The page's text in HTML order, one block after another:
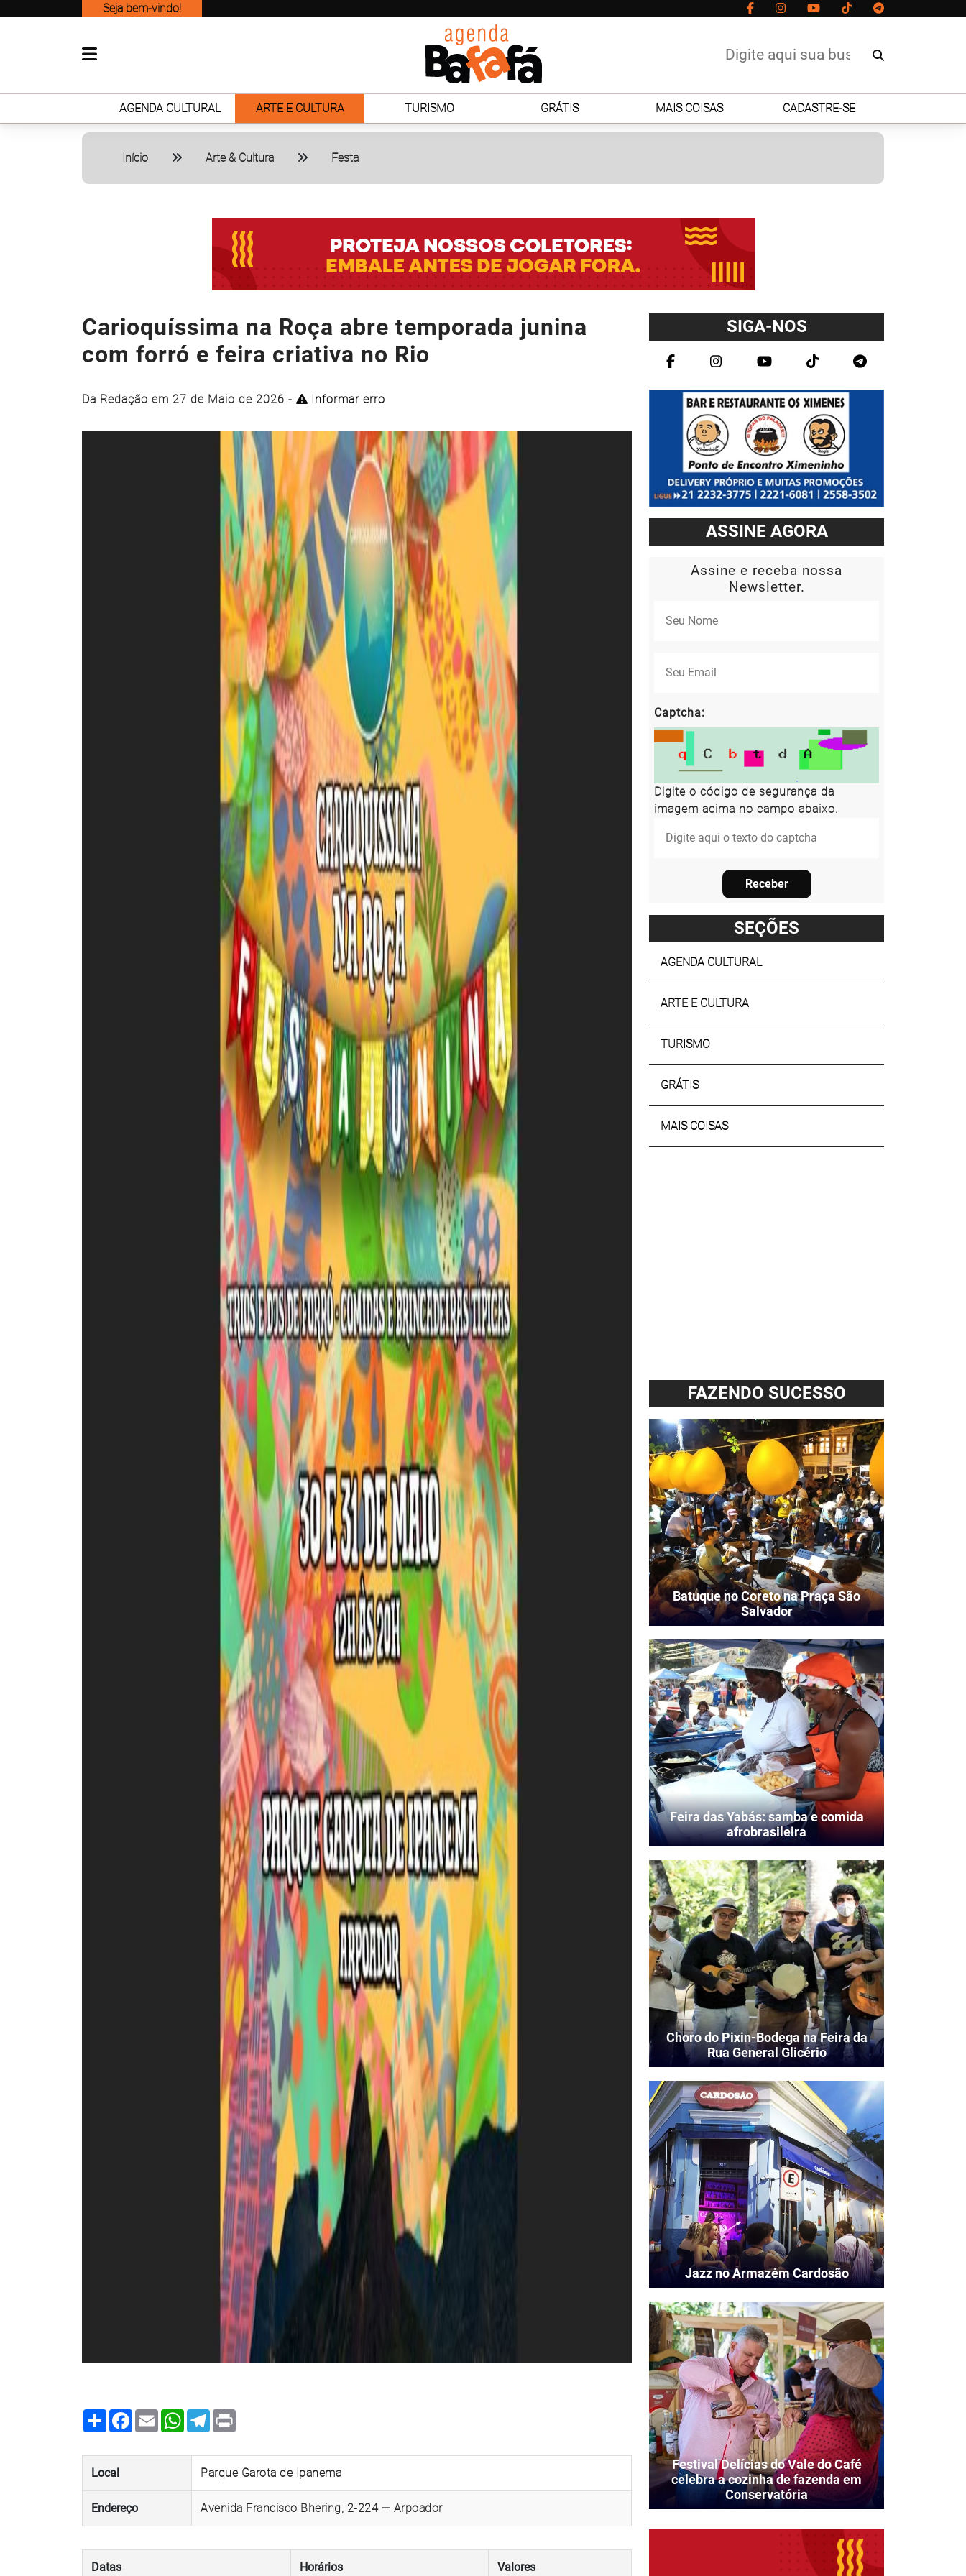
Seja bem-vindo!
AGENDA CULTURAL ARTE E CULTURA TURISMO GRÁTIS MAIS COISAS CADASTRE-SE
Início Arte & Cultura Festa
Carioquíssima na Roça abre temporada junina
com forró e feira criativa no Rio
Da Redação em 27 de Maio de 2026 - Informar erro
Share Facebook
Email WhatsApp
Telegram
Local Parque Garota de Ipanema
Endereço Avenida Francisco Bhering, 2-224 — Arpoador
Datas Horários Valores
SIGA-NOS
ASSINE AGORA
Assine e receba nossa
Newsletter.
Captcha:
Digite o código de segurança da
imagem acima no campo abaixo.
Receber
SEÇÕES
AGENDA CULTURAL
ARTE E CULTURA
TURISMO
GRÁTIS
MAIS COISAS
FAZENDO SUCESSO
Batuque no Coreto na Praça São
Salvador
Feira das Yabás: samba e comida
afrobrasileira
Choro do Pixin-Bodega na Feira da
Rua General Glicério
Jazz no Armazém Cardosão
Festival Delícias do Vale do Café
celebra a cozinha de fazenda em
Conservatória